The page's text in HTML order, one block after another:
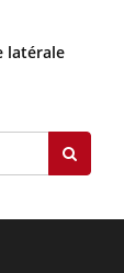
latérale